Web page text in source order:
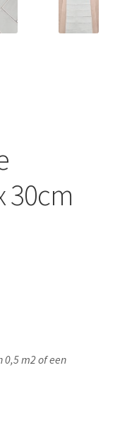
30cm
0,5 m2 of een